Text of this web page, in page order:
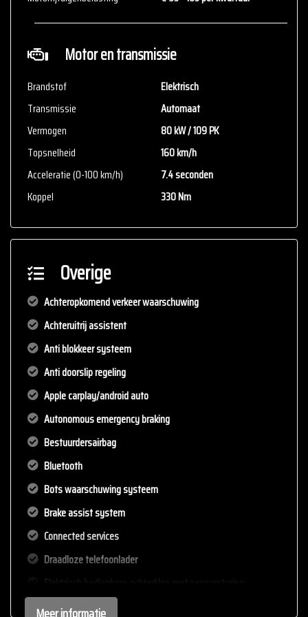
voor aanvullende vragen.
Motor en transmissie
Brandstof
Elektrisch
Transmissie
Automaat
Vermogen
80 kW / 109 PK
Topsnelheid
160 km/h
Acceleratie (0-100 km/h)
7.4 seconden
Koppel
330 Nm
Overige
Achteropkomend verkeer waarschuwing
Achteruitrij assistent
Anti blokkeer systeem
Anti doorslip regeling
Apple carplay/android auto
Autonomous emergency braking
Bestuurdersairbag
Bluetooth
Bots waarschuwing systeem
Brake assist system
Connected services
Draadloze telefoonlader
Elektronisch stabiliteits programma